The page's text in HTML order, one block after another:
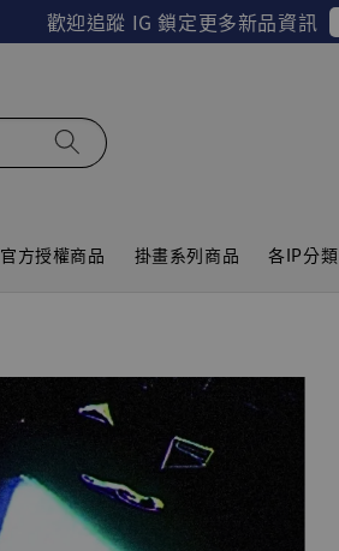
歡迎追蹤 IG 鎖定更多新品資訊
官方授權商品 掛畫系列商品 各IP分類